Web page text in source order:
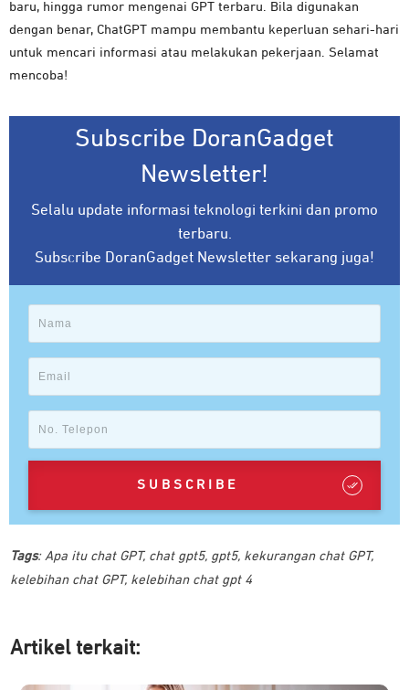
baru, hingga rumor mengenai GPT terbaru. Bila digunakan
dengan benar, ChatGPT mampu membantu keperluan sehari-hari
untuk mencari informasi atau melakukan pekerjaan. Selamat
mencoba!
Subscribe DoranGadget
Newsletter!
Selalu update informasi teknologi terkini dan promo
terbaru.
Subscribe DoranGadget Newsletter sekarang juga!
SUBSCRIBE
Tags: Apa itu chat GPT, chat gpt5, gpt5, kekurangan chat GPT,
kelebihan chat GPT, kelebihan chat gpt 4
Artikel terkait: